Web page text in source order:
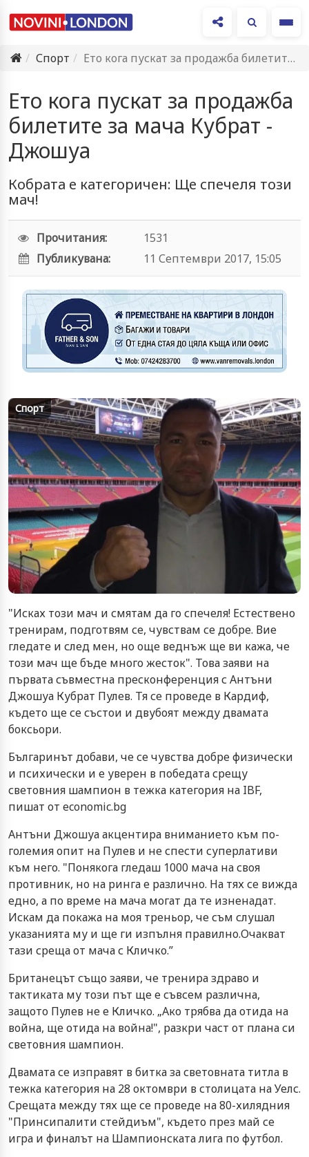
Спорт
Ето кога пускат за продажба билетите за мача Кубрат -…
Ето кога пускат за продажба
билетите за мача Кубрат -
Джошуа
Кобрата е категоричен: Ще спечеля този
мач!
Прочитания:
1531
Публикувана:
11 Септември 2017, 15:05
Спорт
"Исках този мач и смятам да го спечеля! Естествено
тренирам, подготвям се, чувствам се добре. Вие
гледате и след мен, но още веднъж ще ви кажа, че
този мач ще бъде много жесток". Това заяви на
първата съвместна пресконференция с Антъни
Джошуа Кубрат Пулев. Тя се проведе в Кардиф,
където ще се състои и двубоят между двамата
боксьори.
Българинът добави, че се чувства добре физически
и психически и е уверен в победата срещу
световния шампион в тежка категория на IBF,
пишат от economic.bg
Антъни Джошуа акцентира вниманието към по-
големия опит на Пулев и не спести суперлативи
към него. "Понякога гледаш 1000 мача на своя
противник, но на ринга е различно. На тях се вижда
едно, а по време на мача могат да те изненадат.
Искам да покажа на моя треньор, че съм слушал
указанията му и ще ги изпълня правилно.Очакват
тази среща от мача с Кличко.”
Британецът също заяви, че тренира здраво и
тактиката му този път ще е съвсем различна,
защото Пулев не е Кличко. „Ако трябва да отида на
война, ще отида на война!", разкри част от плана си
световния шампион.
Двамата се изправят в битка за световната титла в
тежка категория на 28 октомври в столицата на Уелс.
Срещата между тях ще се проведе на 80-хилядния
"Принсипалити стейдиъм", където през май се
игра и финалът на Шампионската лига по футбол.